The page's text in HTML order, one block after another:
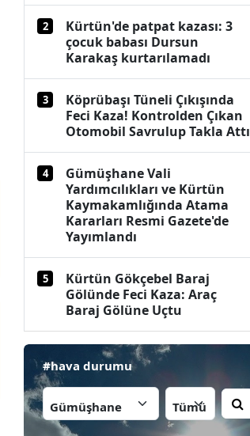
2
Kürtün'de patpat kazası: 3
çocuk babası Dursun
Karakaş kurtarılamadı
3
Köprübaşı Tüneli Çıkışında
Feci Kaza! Kontrolden Çıkan
Otomobil Savrulup Takla Attı
4
Gümüşhane Vali
Yardımcılıkları ve Kürtün
Kaymakamlığında Atama
Kararları Resmi Gazete'de
Yayımlandı
5
Kürtün Gökçebel Baraj
Gölünde Feci Kaza: Araç
Baraj Gölüne Uçtu
#hava durumu